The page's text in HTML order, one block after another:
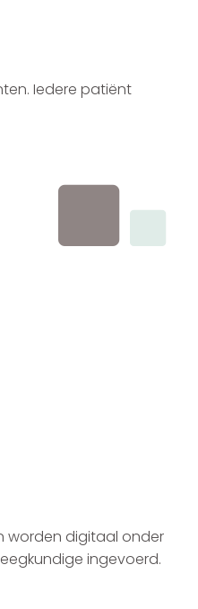
Iedere patiënt
worden digitaal onder
ingevoerd.